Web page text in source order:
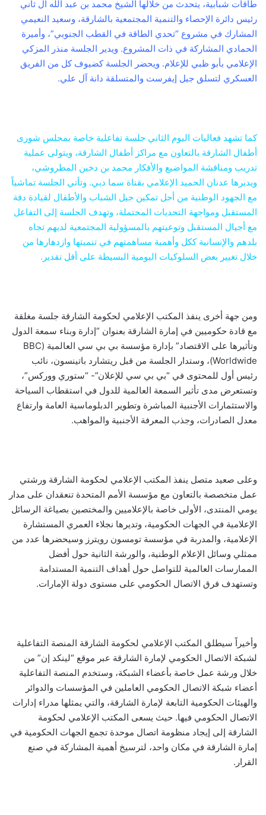
طاقات شبابية، يتحدث من خلالها الشيخ محمد بن عبد الله ال ثاني
رئيس دائرة الإحصاء والتنمية المجتمعية بالشارقة، وسعيد النعيمي
المشارك في مشروع “تحدي الطاقة في القطب الجنوبي”، وأميرة
الحمادي المشاركة في ذات المشروع. ويدير الجلسة منذر المزكي
الإعلامي بأبو ظبي للإعلام. ويحضر الجلسة كضيوف كل من الفريق
العسكري لتسلق جبل إيفرست والمتسلقة دانة آل علي.
كما تشهد فعاليات اليوم الثاني جلسة تفاعلية خاصة بمجلس شورى
أطفال الشارقة بالتعاون مع مراكز أطفال الشارقة، ويتولى عملية
تدريب ومناقشة المواضيع والأفكار محمد بن دخين المطروشي،
ويديرها عدنان الحميد الإعلامي بقناة سما دبي. وتأتي الجلسة تماشياً
مع الجهود الوطنية من أجل تمكين جيل الشباب والأطفال لقيادة دفة
المستقبل ومواجهة التحديات المحتملة، وتهدف الجلسة إلى التفاعل
مع أجيال المستقبل وتوعيتهم بالمسؤولية المجتمعية لديهم تجاه
بلدهم والإنسانية ككل وأهمية مساهمتهم في تنميتها وازدهارها من
خلال تغيير بعض السلوكيات اليومية البسيطة على أقل تقدير.
ومن جهة أخرى ينفذ المكتب الإعلامي لحكومة الشارقة جلسة مغلقة
مع قادة حكوميين في إمارة الشارقة بعنوان “إدارة وبناء سمعة الدول
وتأثيرها على الاقتصاد” بإدارة مؤسسة بي بي سي العالمية (BBC
Worldwide)، وستدار الجلسة من قبل ريتشارد باتينسون، نائب
رئيس أول للمحتوى في “بي بي سي للإعلان”- “ستوري ووركس”،
وتستعرض مدى تأثير السمعة العالمية للدول في استقطاب السياحة
والاستثمارات الأجنبية المباشرة وتطوير الدبلوماسية العامة وارتفاع
معدل الصادرات، وجذب المعرفة الأجنبية والمواهب.
وعلى صعيد متصل ينفذ المكتب الإعلامي لحكومة الشارقة ورشتي
عمل متخصصة بالتعاون مع مؤسسة الأمم المتحدة تنعقدان على مدار
يومي المنتدى، الأولى خاصة بالإعلاميين والمختصين بصياغة الرسائل
الإعلامية في الجهات الحكومية، وتديرها نجلاء العمري المستشارة
الإعلامية، والمدربة في مؤسسة تومسون رويترز وسيحضرها عدد من
ممثلي وسائل الإعلام الوطنية، والورشة الثانية حول أفضل
الممارسات العالمية للتواصل حول أهداف التنمية المستدامة
وتستهدف فرق الاتصال الحكومي على مستوى دولة الإمارات.
وأخيراً سيطلق المكتب الإعلامي لحكومة الشارقة المنصة التفاعلية
لشبكة الاتصال الحكومي لإمارة الشارقة عبر موقع “لينكد إن” من
خلال ورشة عمل خاصة بأعضاء الشبكة، وستخدم المنصة التفاعلية
أعضاء شبكة الاتصال الحكومي العاملين في المؤسسات والدوائر
والهيئات الحكومية التابعة لإمارة الشارقة، والتي يمثلها مدراء إدارات
الاتصال الحكومي فيها. حيث يسعى المكتب الإعلامي لحكومة
الشارقة إلى إيجاد منظومة اتصال موحدة تجمع الجهات الحكومية في
إمارة الشارقة في مكان واحد، لترسيخ أهمية المشاركة في صنع
القرار.